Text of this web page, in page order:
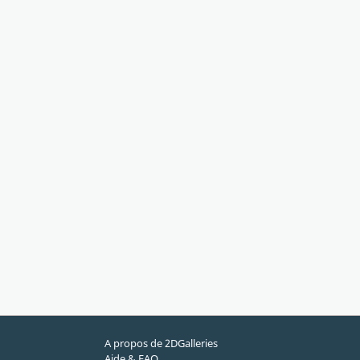
A propos de 2DGalleries